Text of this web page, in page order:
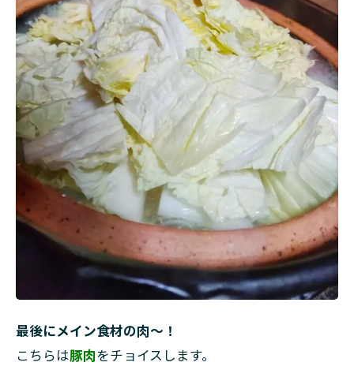
最後にメイン食材の肉～！
こちらは豚肉をチョイスします。